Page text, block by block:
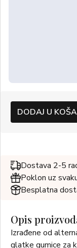
DODAJ U
Dostava 2-5
Poklon uz
Besplatna
Opis
Izrađene od
glatke gumice za